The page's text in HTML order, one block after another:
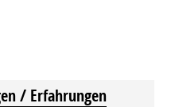
/ Erfahrungen